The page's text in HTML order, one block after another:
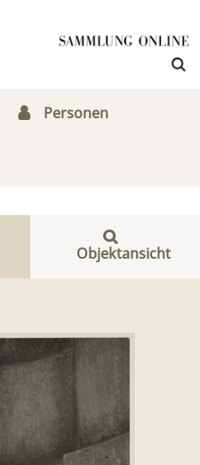
Personen
Objektansicht